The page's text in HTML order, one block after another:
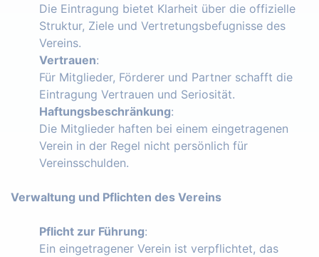
Die Eintragung bietet Klarheit über die offizielle
Struktur, Ziele und Vertretungsbefugnisse des
Vereins.
Vertrauen:
Für Mitglieder, Förderer und Partner schafft die
Eintragung Vertrauen und Seriosität.
Haftungsbeschränkung:
Die Mitglieder haften bei einem eingetragenen
Verein in der Regel nicht persönlich für
Vereinsschulden.
Verwaltung und Pflichten des Vereins
Pflicht zur Führung:
Ein eingetragener Verein ist verpflichtet, das